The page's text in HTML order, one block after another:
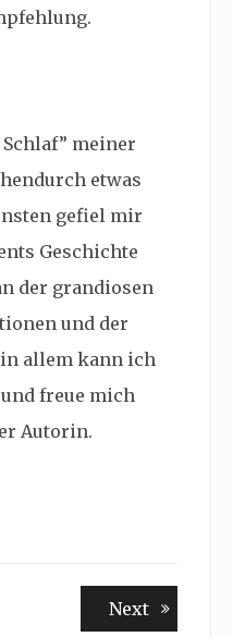
meiner
etwas
gefiel mir
Geschichte
der grandiosen
und der
allem kann ich
freue mich
Autorin.
NextNext